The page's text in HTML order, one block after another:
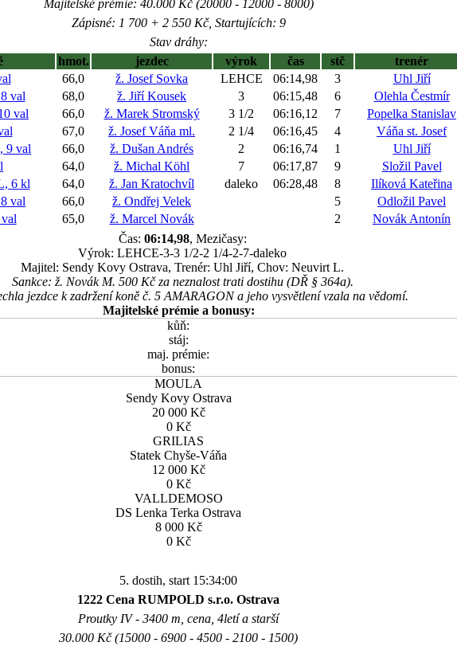
Majitelské prémie: 40.000 Kč (20000 - 12000 - 8000)
Zápisné: 1 700 + 2 550 Kč, Startujících: 9
Stav dráhy:
hmot. jezdec výrok čas stč trenér
66,0 ž. Josef Sovka LEHCE 06:14,98 3
Uhl Jiří
val
68,0 ž. Jiří Kousek 3 06:15,48 6
Olehla Čestmír
val
66,0 ž. Marek Stromský 3 1/2 06:16,12 7
Popelka Stanislav
67,0 ž. Josef Váňa ml. 2 1/4 06:16,45 4
Váňa st. Josef
9 val
66,0 ž. Dušan Andrés 2 06:16,74 1
Uhl Jiří
64,0 ž. Michal Köhl 7 06:17,87 9
Složil Pavel
6 kl
64,0 ž. Jan Kratochvíl daleko 06:28,48 8
Ilíková Kateřina
val
66,0 ž. Ondřej Velek 5
Odložil Pavel
65,0 ž. Marcel Novák 2
Novák Antonín
Čas: 06:14,98, Mezičasy:
Výrok: LEHCE-3-3 1/2-2 1/4-2-7-daleko
Majitel: Sendy Kovy Ostrava, Trenér: Uhl Jiří, Chov: Neuvirt L.
Sankce: ž. Novák M. 500 Kč za neznalost trati dostihu (DŘ § 364a).
jezdce k zadržení koně č. 5 AMARAGON a jeho vysvětlení vzala na vědomí.
Majitelské prémie a bonusy:
kůň:
stáj:
maj. prémie:
bonus:
MOULA
Sendy Kovy Ostrava
20 000 Kč
0 Kč
GRILIAS
Statek Chyše-Váňa
12 000 Kč
0 Kč
VALLDEMOSO
DS Lenka Terka Ostrava
8 000 Kč
0 Kč
5. dostih, start 15:34:00
1222 Cena RUMPOLD s.r.o. Ostrava
Proutky IV - 3400 m, cena, 4letí a starší
30.000 Kč (15000 - 6900 - 4500 - 2100 - 1500)